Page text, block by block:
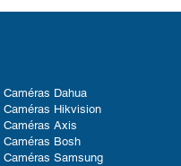
Caméras Dahua
Caméras Hikvision
Caméras Axis
Caméras Bosh
Caméras Samsung